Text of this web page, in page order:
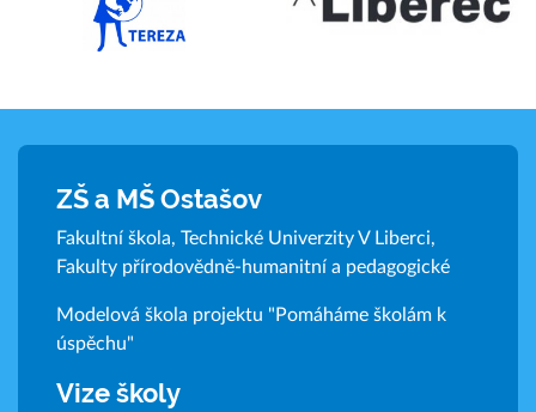
ZŠ a MŠ Ostašov
Fakultní škola, Technické Univerzity V Liberci,
Fakulty přírodovědně-humanitní a pedagogické
Modelová škola projektu "Pomáháme školám k
úspěchu"
Vize školy